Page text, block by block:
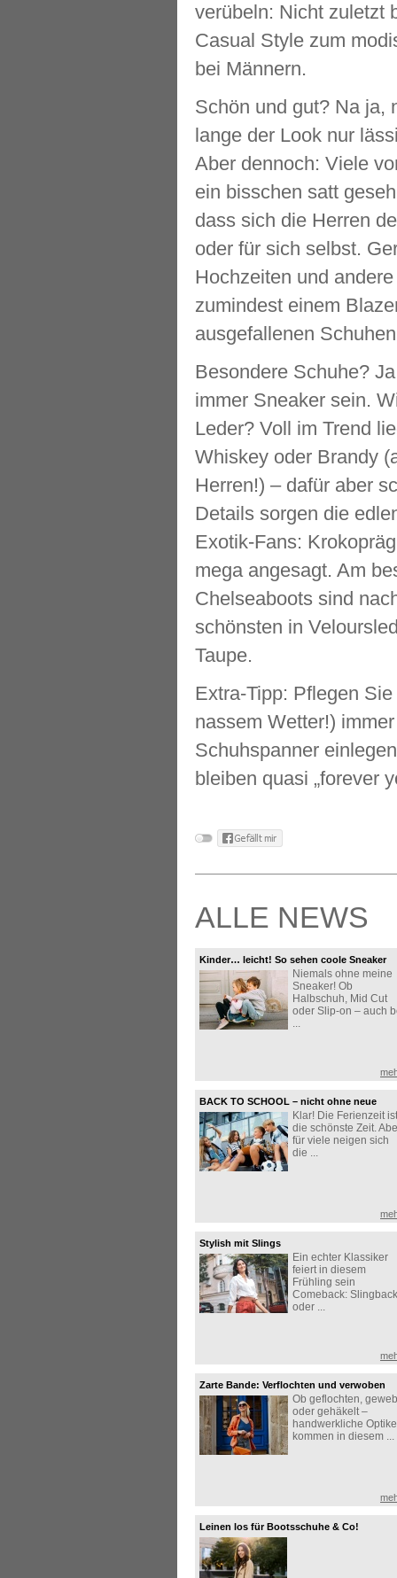
verübeln: Nicht zuletzt
Casual Style zum
bei Männern.
Schön und gut? Na ja,
lange der Look nur
Aber dennoch: Viele
ein bisschen satt
dass sich die Herren
oder für sich selbst.
Hochzeiten und
zumindest einem
ausgefallenen
Besondere Schuhe?
immer Sneaker sein.
Leder? Voll im Trend
Whiskey oder Brandy
Herren!) – dafür aber
Details sorgen die
Exotik-Fans:
mega angesagt. Am
Chelseaboots sind
schönsten in
Taupe.
Extra-Tipp: Pflegen
nassem Wetter!)
Schuhspanner
bleiben quasi „forever
ALLE NEWS
Kinder… leicht! So sehen coole Sneaker
aus!
Niemals ohne meine
Sneaker! Ob
Halbschuh, Mid Cut
oder Slip-on – auch
...
BACK TO SCHOOL – nicht ohne neue
Sneaker!
Klar! Die Ferienzeit ist
die schönste Zeit.
für viele neigen sich
die ...
Stylish mit Slings
Ein echter Klassiker
feiert in diesem
Frühling sein
Comeback:
oder ...
Zarte Bande: Verflochten und verwoben
Ob geflochten,
oder gehäkelt –
handwerkliche
kommen in diesem ...
Leinen los für Bootsschuhe & Co!